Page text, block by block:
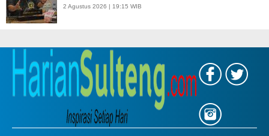
2 Agustus 2026 | 19:15 WIB